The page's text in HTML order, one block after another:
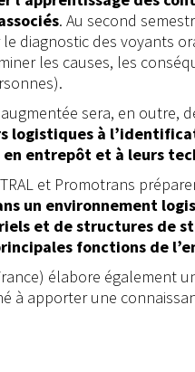
. Au second
diagnostic des voyants
les causes, les
sera, en outre,
à
entrepôt et à leurs
et Promotrans
un environnement
et de structures de
fonctions de
élabore également
à apporter une